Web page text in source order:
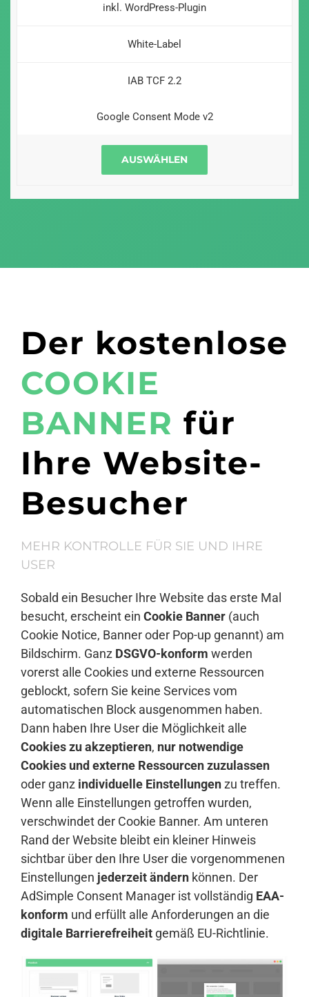
inkl. WordPress-Plugin
White-Label
IAB TCF 2.2
Google Consent Mode v2
AUSWÄHLEN
Der kostenlose
COOKIE
BANNER für
Ihre Website-
Besucher
MEHR KONTROLLE FÜR SIE UND IHRE
USER
Sobald ein Besucher Ihre Website das erste Mal
besucht, erscheint ein Cookie Banner (auch
Cookie Notice, Banner oder Pop-up genannt) am
Bildschirm. Ganz DSGVO-konform werden
vorerst alle Cookies und externe Ressourcen
geblockt, sofern Sie keine Services vom
automatischen Block ausgenommen haben.
Dann haben Ihre User die Möglichkeit alle
Cookies zu akzeptieren, nur notwendige
Cookies und externe Ressourcen zuzulassen
oder ganz individuelle Einstellungenzu treffen.
Wenn alle Einstellungen getroffen wurden,
verschwindet der Cookie Banner. Am unteren
Rand der Website bleibt ein kleiner Hinweis
sichtbar über den Ihre User die vorgenommenen
Einstellungen jederzeit ändern können. Der
AdSimple Consent Manager ist vollständig EAA-
konform und erfüllt alle Anforderungen an die
digitale Barrierefreiheit gemäß EU-Richtlinie.